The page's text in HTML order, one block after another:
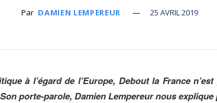
Par DAMIEN LEMPEREUR 25 AVRIL 2019
à l’égard de l’Europe, Debout la France
porte-parole, Damien Lempereur nous